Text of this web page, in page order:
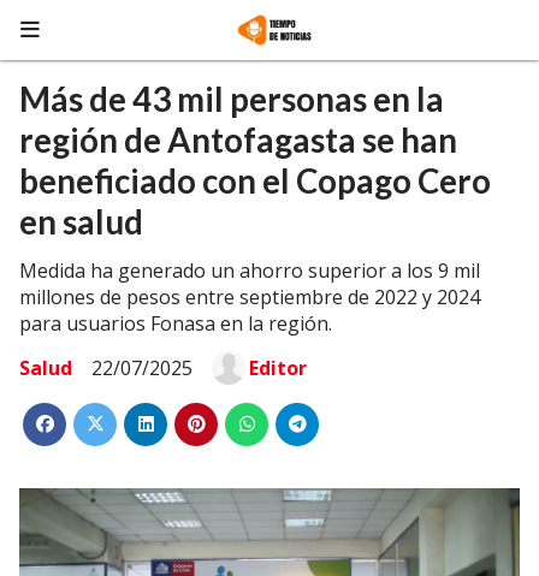
Más de 43 mil personas en la
región de Antofagasta se han
beneficiado con el Copago Cero
en salud
Medida ha generado un ahorro superior a los 9 mil
millones de pesos entre septiembre de 2022 y 2024
para usuarios Fonasa en la región.
Salud
22/07/2025 Editor